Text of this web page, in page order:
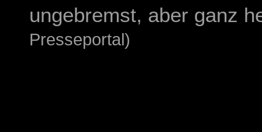
ungebremst, aber ganz
Presseportal)